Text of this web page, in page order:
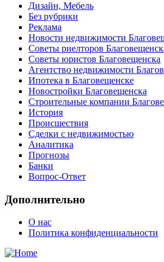
Дизайн, Мебель
Без рубрики
Реклама
Новости недвижимости
Советы риелторов
Советы юристов Благовещенска
Агентство недвижимости
Ипотека в Благовещенске
Новостройки Благовещенска
Строительные компании
История
Происшествия
Сделки с недвижимостью
Аналитика
Прогнозы
Банки
Вопрос-Ответ
Дополнительно
О нас
Политика конфиденциальности